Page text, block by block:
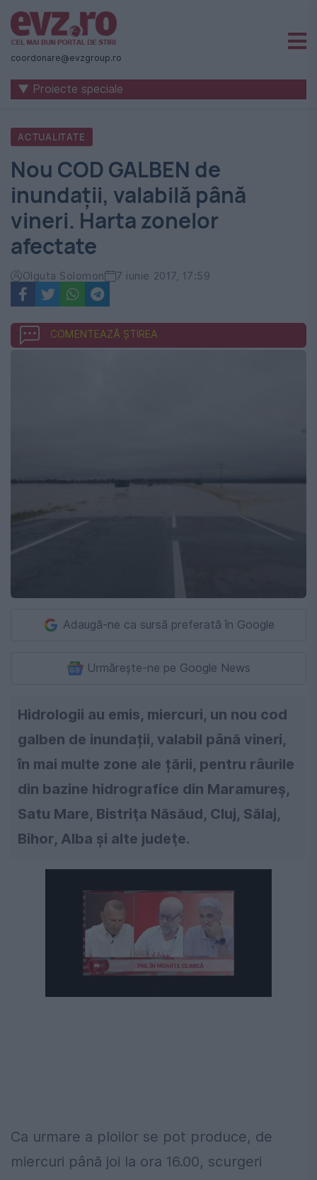
Știri
naționale
internaționale
România
-
Evenimentul
Zilei
coordonare@evzgroup.ro
▼ Proiecte speciale
ACTUALITATE
Nou COD GALBEN de
inundaţii, valabilă până
vineri. Harta zonelor
afectate
Olguta Solomon 7 iunie 2017, 17:59
COMENTEAZĂ ȘTIREA
Adaugă-ne ca sursă preferată în Google
Urmărește-ne pe Google News
Hidrologii au emis, miercuri, un nou cod
galben de inundații, valabil până vineri,
în mai multe zone ale țării, pentru râurile
din bazine hidrografice din Maramureş,
Satu Mare, Bistriţa Năsăud, Cluj, Sӑlaj,
Bihor, Alba şi alte judeţe.
Ca urmare a ploilor se pot produce, de
miercuri până joi la ora 16.00, scurgeri